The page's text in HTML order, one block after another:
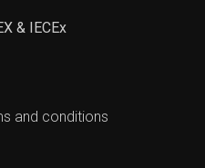
& IECEx
and conditions